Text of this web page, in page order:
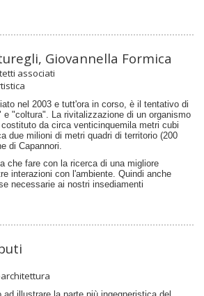
Giovannella Formica
associati
nel 2003 e tutt'ora in corso, è il tentativo di
e "coltura". La rivitalizzazione di un organismo
da circa venticinquemila metri cubi
due milioni di metri quadri di territorio (200
di Capannori.
che fare con la ricerca di una migliore
interazioni con l'ambiente. Quindi anche
necessarie ai nostri insediamenti